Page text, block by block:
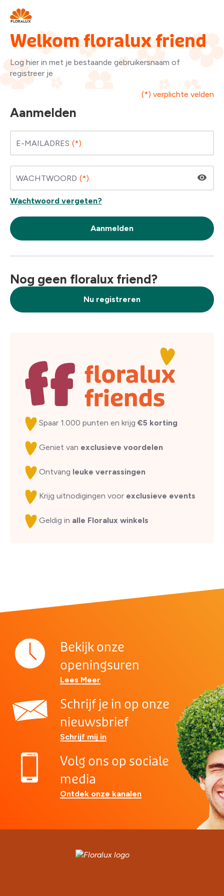
Welkom floralux friend
Log hier in met je bestaande gebruikersnaam of
registreer je
(*) verplichte velden
Aanmelden
E-MAILADRES
WACHTWOORD
Wachtwoord vergeten?
Aanmelden
Nu registreren
Nog geen floralux friend?
Spaar 1.000 punten en krijg€5 korting
Geniet van exclusieve voordelen
Ontvang leuke verrassingen
Krijg uitnodigingen voor exclusieve events
Geldig in alle Floralux winkels
Bekijk onze
openingsuren
Lees Meer
Schrijf je in op onze
nieuwsbrief
Schrijf mij in
Volg ons op sociale
media
Ontdek onze kanalen